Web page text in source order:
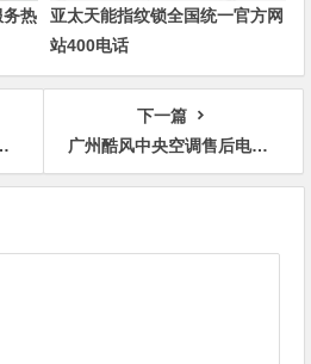
务热
亚太天能指纹锁全国统一官方网
站400电话
下一篇
广州酷风中央空调售后电话及服务详解